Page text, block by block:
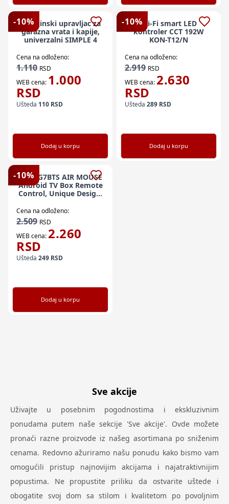
-10%
x-Daljinski upravljac za
garazna vrata i kapije,
univerzalni SIMPLE 4
Cena na odloženo:
1.110 RSD
WEB cena: 1.000
RSD
Ušteda 110 RSD
Dodaj u korpu
-10%Wi-Fi smart LED
kontroler CCT 192W
KON-T12/N
Cena na odloženo:
2.919 RSD
WEB cena: 2.630
RSD
Ušteda 289 RSD
Dodaj u korpu
-10%
GMB-G7BTS AIR MOUSE
Android TV Box Remote
Control, Unique Design,
Cena na odloženo:
2.509 RSD
WEB cena: 2.260
RSD
Ušteda 249 RSD
Dodaj u korpu
Sve akcije
Uživajte u posebnim pogodnostima i ekskluzivnim
ponudama putem naše sekcije 'Sve akcije'. Ovde možete
pronaći razne proizvode iz našeg asortimana po sniženim
cenama. Redovno ažuriramo našu ponudu kako bismo vam
omogućili pristup najnovijim akcijama i najatraktivnijim
popustima. Ne propustite priliku da ostvarite uštede i
obogatite svoj dom sa stilom i kvalitetom po povoljnim